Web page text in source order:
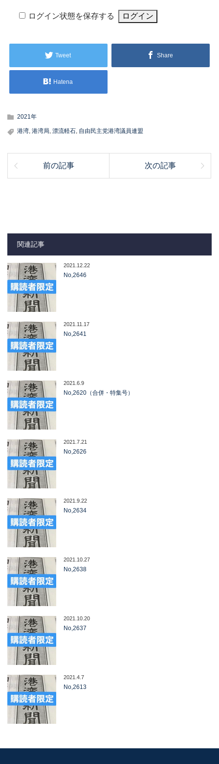
ログイン状態を保存する
Tweet Share
Hatena
2021年
港湾, 港湾局, 漂流軽石, 自由民主党港湾議員連盟
前の記事 次の記事
関連記事
2021.12.22
No,2646
2021.11.17
No,2641
2021.6.9
No,2620（合併・特集号）
2021.7.21
No,2626
2021.9.22
No,2634
2021.10.27
No,2638
2021.10.20
No,2637
2021.4.7
No,2613